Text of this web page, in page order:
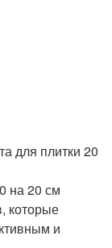
для плитки 20
на 20 см
которые
и